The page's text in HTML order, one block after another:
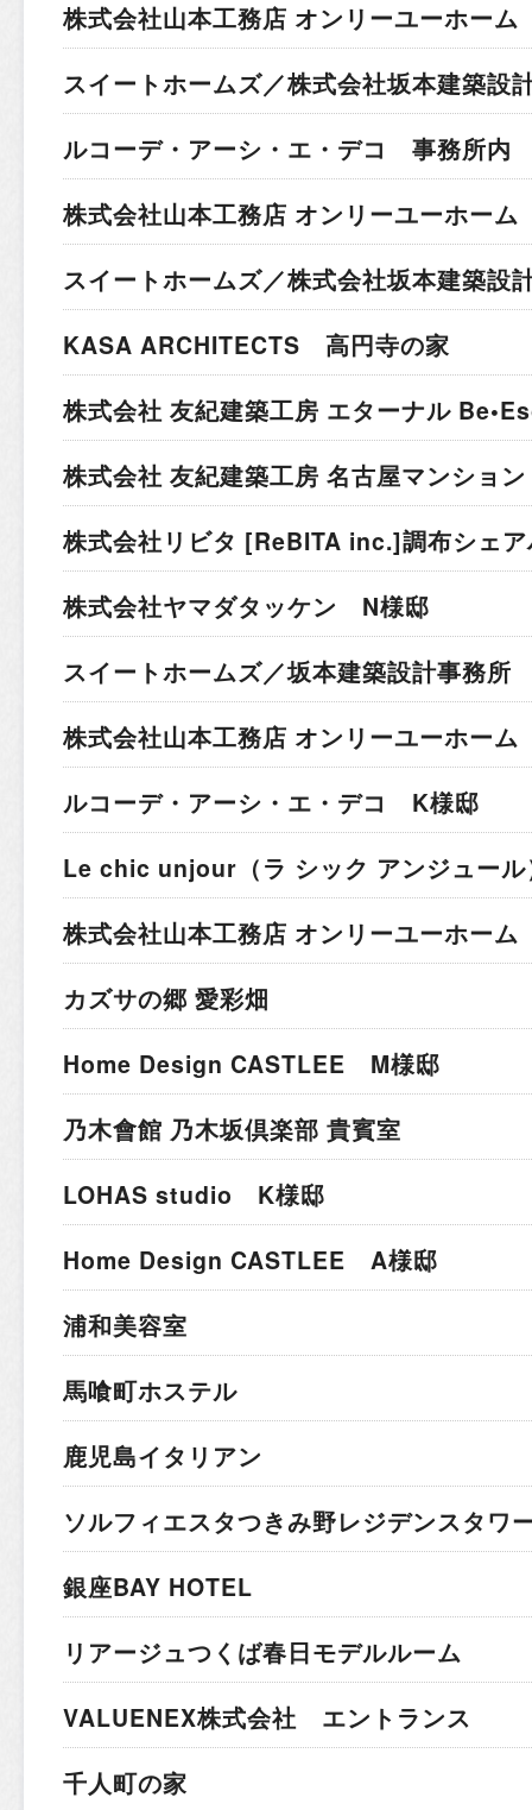
株式会社山本工務店 オンリーユーホー
スイートホームズ／株式会社坂本建築
ルコーデ・アーシ・エ・デコ 事務所内
株式会社山本工務店 オンリーユーホー
スイートホームズ／株式会社坂本建築
KASA ARCHITECTS 高円寺の家
株式会社 友紀建築工房 エターナル
株式会社 友紀建築工房 名古屋マンショ
株式会社リビタ [ReBITA inc.]調布シェ
株式会社ヤマダタッケン N様邸
スイートホームズ／坂本建築設計事務
株式会社山本工務店 オンリーユーホー
ルコーデ・アーシ・エ・デコ K様邸
Le chic unjour（ラ シック アンジュール
株式会社山本工務店 オンリーユーホー
カズサの郷 愛彩畑
Home Design CASTLEE M様邸
乃木會館 乃木坂倶楽部 貴賓室
LOHAS studio K様邸
Home Design CASTLEE A様邸
浦和美容室
馬喰町ホステル
鹿児島イタリアン
ソルフィエスタつきみ野レジデンスタワ
銀座BAY HOTEL
リアージュつくば春日モデルルーム
VALUENEX株式会社 エントランス
千人町の家